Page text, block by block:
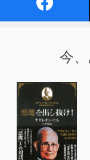
きるか』をめぐ
ことができるオー
今